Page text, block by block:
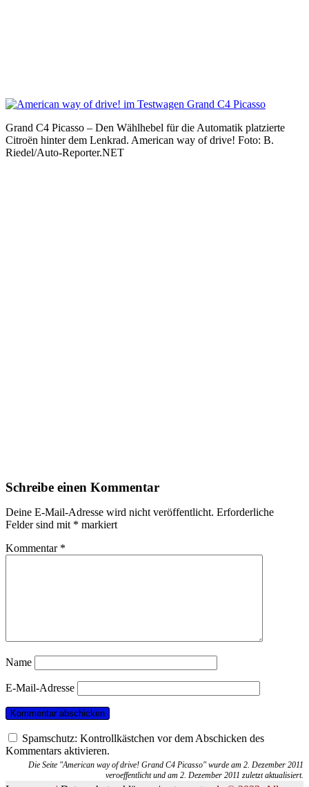
Grand C4 Picasso – Den Wählhebel für die Automatik platzierte
Citroën hinter dem Lenkrad. American way of drive! Foto: B.
Riedel/Auto-Reporter.NET
Schreibe einen Kommentar
Deine E-Mail-Adresse wird nicht veröffentlicht. Erforderliche
Felder sind mit * markiert
Kommentar *
Name
E-Mail-Adresse
Spamschutz: Kontrollkästchen vor dem Abschicken des
Kommentars aktivieren.
Die Seite "American way of drive! Grand C4 Picasso" wurde am 2. Dezember 2011
veroeffentlicht und am 2. Dezember 2011 zuletzt aktualisiert.